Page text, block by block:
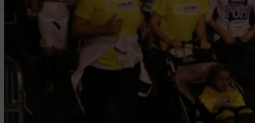
Erstellung von Profilen für personalisierte
Werbung
Verwendung von Profilen zur Auswahl
personalisierter Werbung